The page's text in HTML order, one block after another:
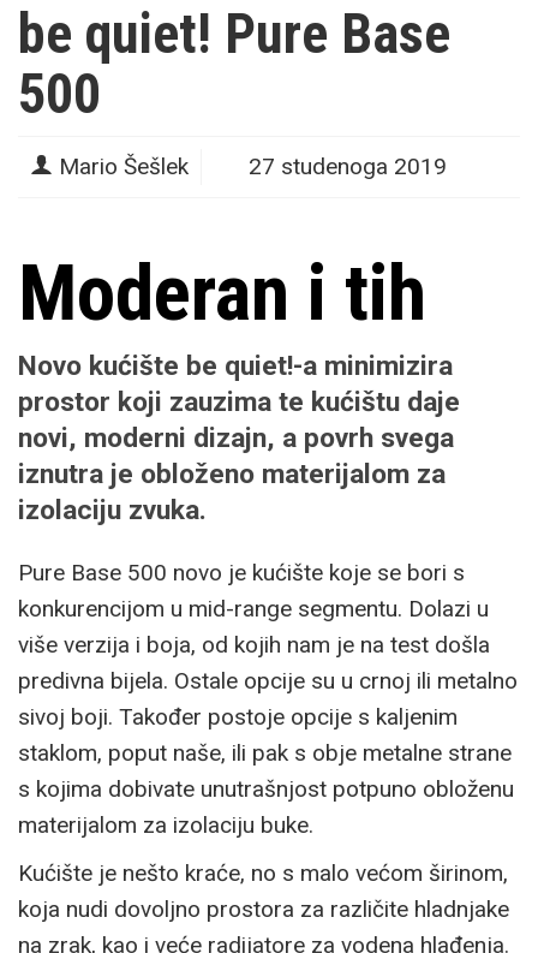
be quiet! Pure Base
500
Mario Šešlek 27 studenoga 2019
Moderan i tih
Novo kućište be quiet!-a minimizira
prostor koji zauzima te kućištu daje
novi, moderni dizajn, a povrh svega
iznutra je obloženo materijalom za
izolaciju zvuka.
Pure Base 500 novo je kućište koje se bori s
konkurencijom u mid-range segmentu. Dolazi u
više verzija i boja, od kojih nam je na test došla
predivna bijela. Ostale opcije su u crnoj ili metalno
sivoj boji. Također postoje opcije s kaljenim
staklom, poput naše, ili pak s obje metalne strane
s kojima dobivate unutrašnjost potpuno obloženu
materijalom za izolaciju buke.
Kućište je nešto kraće, no s malo većom širinom,
koja nudi dovoljno prostora za različite hladnjake
na zrak, kao i veće radijatore za vodena hlađenja.